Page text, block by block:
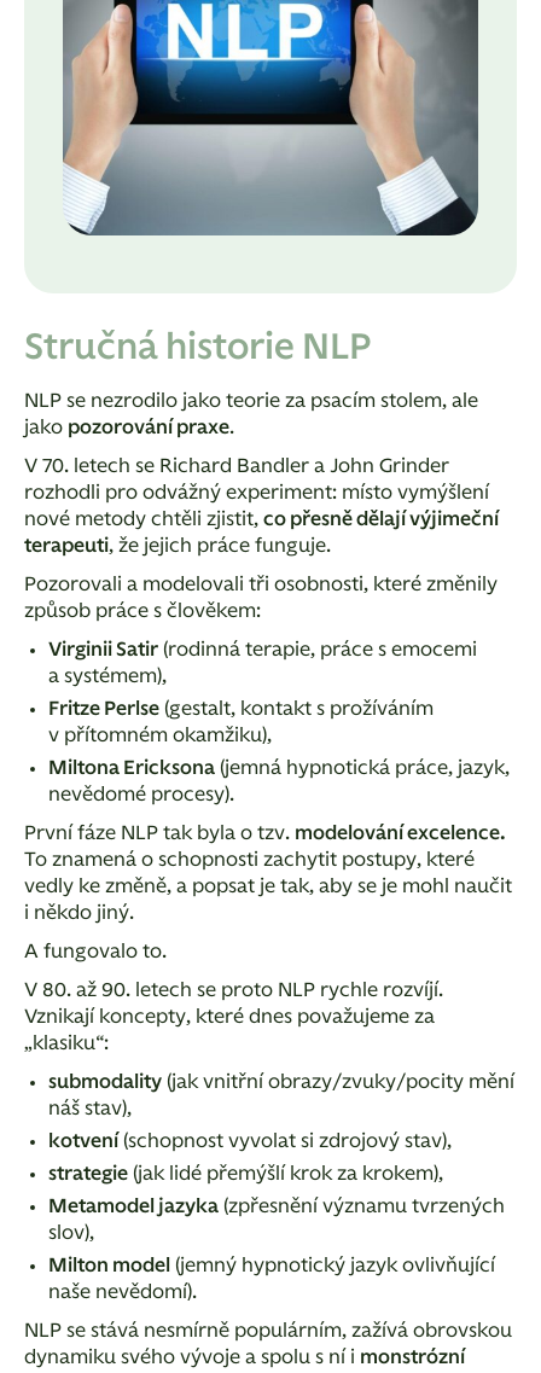
Stručná historie NLP
NLP se nezrodilo jako teorie za psacím stolem, ale
jako pozorování praxe.
V 70. letech se Richard Bandler a John Grinder
rozhodli pro odvážný experiment: místo vymýšlení
nové metody chtěli zjistit, co přesně dělají výjimeční
terapeuti, že jejich práce funguje.
Pozorovali a modelovali tři osobnosti, které změnily
způsob práce s člověkem:
Virginii Satir (rodinná terapie, práce s emocemi
a systémem),
Fritze Perlse (gestalt, kontakt s prožíváním
v přítomném okamžiku),
Miltona Ericksona (jemná hypnotická práce, jazyk,
nevědomé procesy).
První fáze NLP tak byla o tzv. modelování excelence.
To znamená o schopnosti zachytit postupy, které
vedly ke změně, a popsat je tak, aby se je mohl naučit
i někdo jiný.
A fungovalo to.
V 80. až 90. letech se proto NLP rychle rozvíjí.
Vznikají koncepty, které dnes považujeme za
„klasiku“:
submodality (jak vnitřní obrazy/zvuky/pocity mění
náš stav),
kotvení (schopnost vyvolat si zdrojový stav),
strategie (jak lidé přemýšlí krok za krokem),
Metamodel jazyka (zpřesnění významu tvrzených
slov),
Milton model (jemný hypnotický jazyk ovlivňující
naše nevědomí).
NLP se stává nesmírně populárním, zažívá obrovskou
dynamiku svého vývoje a spolu s ní i monstrózní